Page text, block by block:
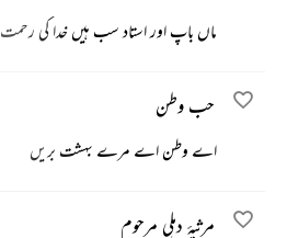
ماں باپ اور استاد سب ہیں خدا کی رحمت
حب وطن
اے وطن اے مرے بہشت بریں
مرثیۂ دہلی مرحوم